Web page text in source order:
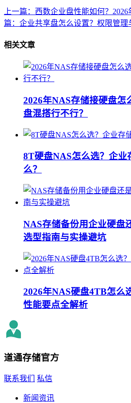
上一篇：西数企业盘性能如何？
篇：企业共享盘怎么设置？权限管理
相关文章
2026年NAS存储接硬盘怎
盘混搭行不行？
8T硬盘NAS怎么选？企业
么？
NAS存储备份用企业硬盘
选型指南与实操避坑
2026年NAS硬盘4TB怎么
性能要点全解析
道通存储官方
联系我们 私信
新闻资讯